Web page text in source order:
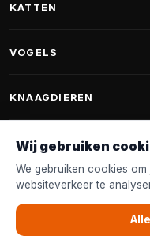
Fantail hondenmanden
Hondenspeelgoed
Halsband & Lijn
Shampoo & Verzorging
KATTEN
Krabpalen voor Maine Coon
Kattenmanden
VOGELS
Vogelvoer binnenvogels
Voederhuisjes
Nestkastjes & Nesting
Tuinvogelvoer
KNAAGDIEREN
Knaagdierenvoer
Accessoires
KLANTENSERVICE
Wij gebruiken
We gebruiken cookies
websiteverkeer te